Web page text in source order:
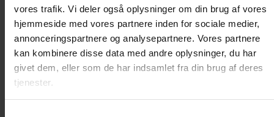
vores trafik. Vi deler også oplysninger om din brug af vores
hjemmeside med vores partnere inden for sociale medier,
annonceringspartnere og analysepartnere. Vores partnere
kan kombinere disse data med andre oplysninger, du har
givet dem, eller som de har indsamlet fra din brug af deres
tjenester.
Jonas Kaufmann advarer fans mod biografi